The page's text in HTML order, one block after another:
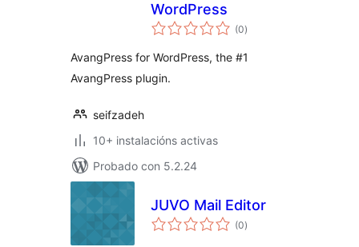
WordPress
(0valoracións
totais
)
AvangPress for WordPress, the #1
AvangPress plugin.
seifzadeh
10+ instalacións activas
Probado con 5.2.24
JUVO Mail Editor
(0valoracións
totais
)